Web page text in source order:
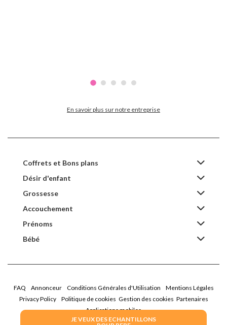
JE VEUX DES ECHANTILLONS
En savoir plus sur notre entreprise
Coffrets et Bons plans
Désir d'enfant
Grossesse
Accouchement
Prénoms
Bébé
FAQ Annonceur Conditions Générales d'Utilisation
Mentions Légales
Privacy Policy
Politique de cookies Gestion des cookies Partenaires
Applications mobiles